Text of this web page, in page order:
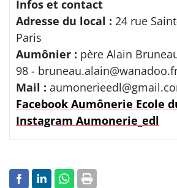
Infos et contact
Adresse du local : 24 rue
Paris
Aumônier : père Alain
98 -
Mail :
Facebook Aumônerie Ecole
Instagram Aumonerie_edl